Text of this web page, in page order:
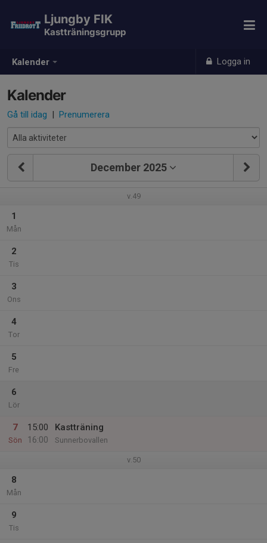
Kalender Logga in
Ljungby FIK
Kastträningsgrupp
Kalender
Gå till idag | Prenumerera
December 2025
v.49
1
Mån
2
Tis
3
Ons
4
Tor
5
Fre
6
Lör
7
Sön
15:00
16:00
Kastträning
Sunnerbovallen
v.50
8
Mån
9
Tis